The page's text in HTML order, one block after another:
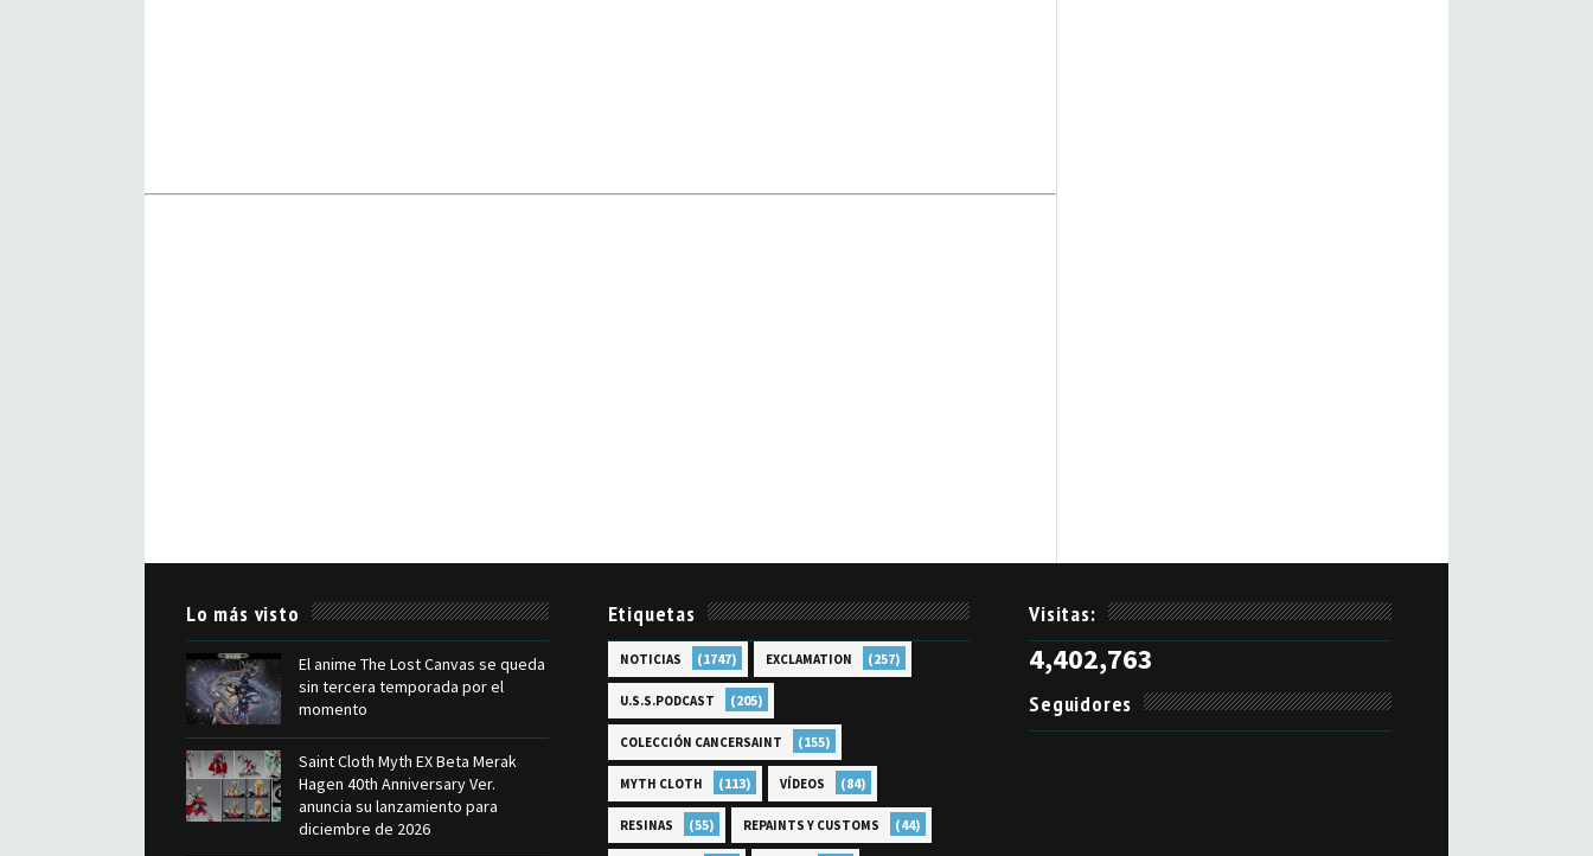
Lo más visto
El anime The Lost Canvas se queda
sin tercera temporada por el
momento
Saint Cloth Myth EX Beta Merak
Hagen 40th Anniversary Ver.
anuncia su lanzamiento para
diciembre de 2026
Etiquetas
NOTICIAS (1747) EXCLAMATION (257)
U.S.S.PODCAST (205)
COLECCIÓN CANCERSAINT (155)
MYTH CLOTH (113) VÍDEOS (84)
RESINAS (55) REPAINTS Y CUSTOMS (44)
Visitas:
4,402,763
Seguidores